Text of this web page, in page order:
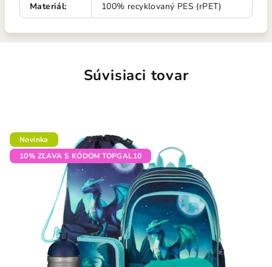
Materiál: 100% recyklovaný PES (rPET)
Súvisiaci tovar
Novinka
10% ZĽAVA S KÓDOM TOPGAL10